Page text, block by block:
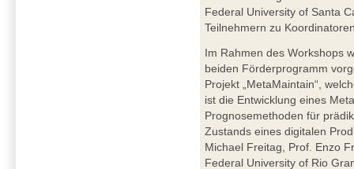
Federal University of Santa
Teilnehmern zu
Im Rahmen des Workshops
beiden Förderprogramm
Projekt „MetaMaintain“,
ist die Entwicklung eines
Prognosemethoden für
Zustands eines digitalen
Michael Freitag, Prof. Enzo
Federal University of Rio